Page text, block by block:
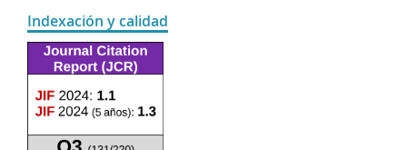
Indexación y calidad